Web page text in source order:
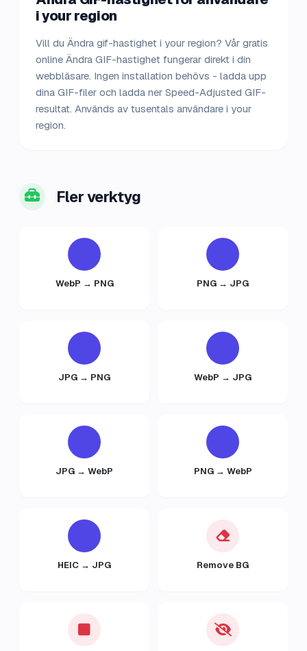
i your region
Vill du Ändra gif-hastighet i your region? Vår gratis
online Ändra GIF-hastighet fungerar direkt i din
webbläsare. Ingen installation behövs - ladda upp
dina GIF-filer och ladda ner Speed-Adjusted GIF-
resultat. Används av tusentals användare i your
region.
Fler verktyg
WebP → PNG PNG → JPG
JPG → PNG WebP → JPG
JPG → WebP PNG → WebP
HEIC → JPG Remove BG